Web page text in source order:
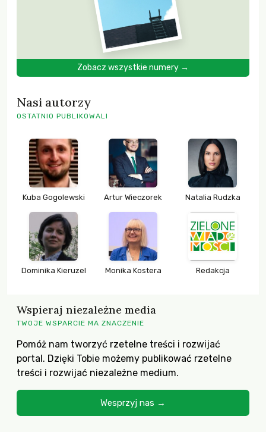
Zobacz wszystkie numery →
Nasi autorzy
OSTATNIO PUBLIKOWALI
Kuba Gogolewski Artur Wieczorek Natalia Rudzka
Dominika Kieruzel Monika Kostera Redakcja
Wspieraj niezależne media
TWOJE WSPARCIE MA ZNACZENIE
Pomóż nam tworzyć rzetelne treści i rozwijać
portal. Dzięki Tobie możemy publikować rzetelne
treści i rozwijać niezależne medium.
Wesprzyj nas →